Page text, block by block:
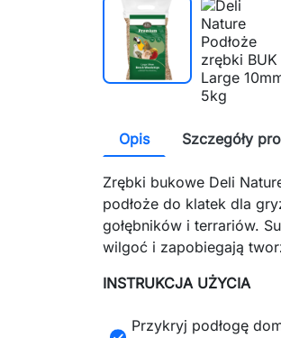
Opis Szczegóły
Zrębki bukowe Deli
podłoże do klatek dla
gołębników i terrariów.
wilgoć i zapobiegają
INSTRUKCJA UŻYCIA
Przykryj podłogę